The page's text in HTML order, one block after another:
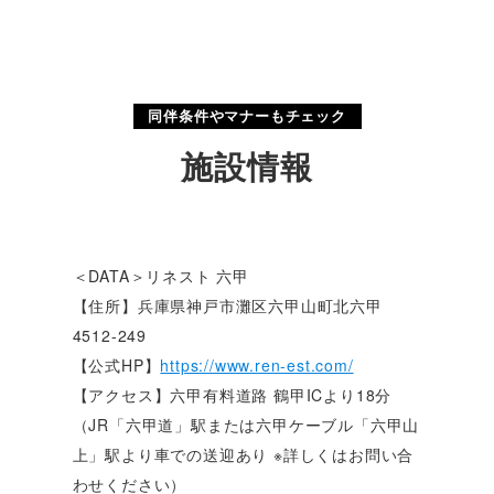
同伴条件やマナーもチェック
施設情報
＜DATA＞リネスト 六甲
【住所】兵庫県神戸市灘区六甲山町北六甲
4512-249
【公式HP】 https://www.ren-est.com/
【アクセス】六甲有料道路 鶴甲ICより18分
（JR「六甲道」駅または六甲ケーブル「六甲山
上」駅より車での送迎あり ※詳しくはお問い合
わせください）